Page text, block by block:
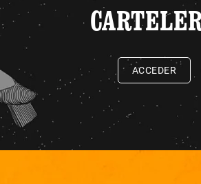
ACCEDER